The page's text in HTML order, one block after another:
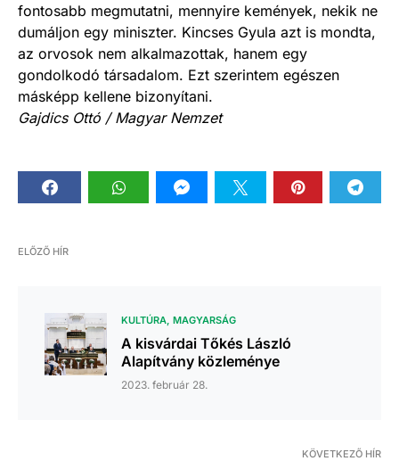
fontosabb megmutatni, mennyire kemények, nekik ne
dumáljon egy miniszter. Kincses Gyula azt is mondta,
az orvosok nem alkalmazottak, hanem egy
gondolkodó társadalom. Ezt szerintem egészen
másképp kellene bizonyítani.
Gajdics Ottó / Magyar Nemzet
ELŐZŐ HÍR
KULTÚRA MAGYARSÁG
A kisvárdai Tőkés László
Alapítvány közleménye
2023. február 28.
KÖVETKEZŐ HÍR